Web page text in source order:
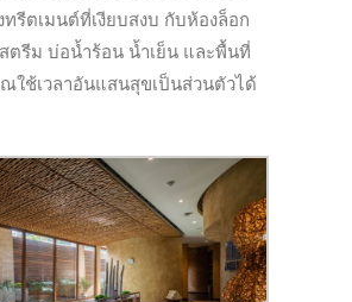
รีตเมนต์ที่เงียบสงบ กับห้องล็อก
ตรีม บ่อน้ำร้อน น้ำเย็น และพื้นที่
ใช้เวลาอันแสนสุขเป็นส่วนตัวได้